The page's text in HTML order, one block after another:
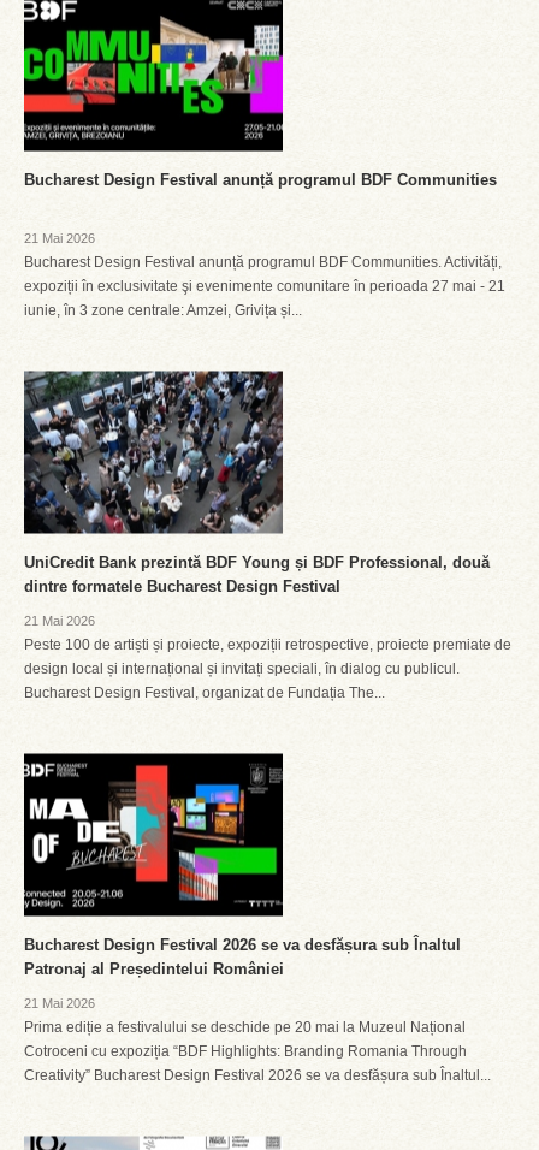
Bucharest Design Festival anunță programul BDF Communities
21 Mai 2026
Bucharest Design Festival anunță programul BDF Communities. Activități,
expoziții în exclusivitate şi evenimente comunitare în perioada 27 mai - 21
iunie, în 3 zone centrale: Amzei, Grivița și...
UniCredit Bank prezintă BDF Young și BDF Professional, două
dintre formatele Bucharest Design Festival
21 Mai 2026
Peste 100 de artiști și proiecte, expoziții retrospective, proiecte premiate de
design local și internațional și invitați speciali, în dialog cu publicul.
Bucharest Design Festival, organizat de Fundația The...
Bucharest Design Festival 2026 se va desfășura sub Înaltul
Patronaj al Președintelui României
21 Mai 2026
Prima ediție a festivalului se deschide pe 20 mai la Muzeul Național
Cotroceni cu expoziția “BDF Highlights: Branding Romania Through
Creativity” Bucharest Design Festival 2026 se va desfășura sub Înaltul...